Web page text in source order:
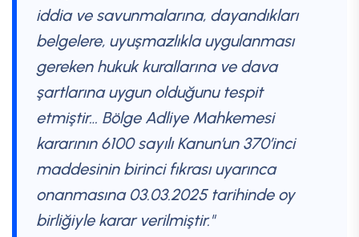
iddia ve savunmalarına, dayandıkları
belgelere, uyuşmazlıkla uygulanması
gereken hukuk kurallarına ve dava
şartlarına uygun olduğunu tespit
etmiştir… Bölge Adliye Mahkemesi
kararının 6100 sayılı Kanun’un 370’inci
maddesinin birinci fıkrası uyarınca
onanmasına 03.03.2025 tarihinde oy
birliğiyle karar verilmiştir."